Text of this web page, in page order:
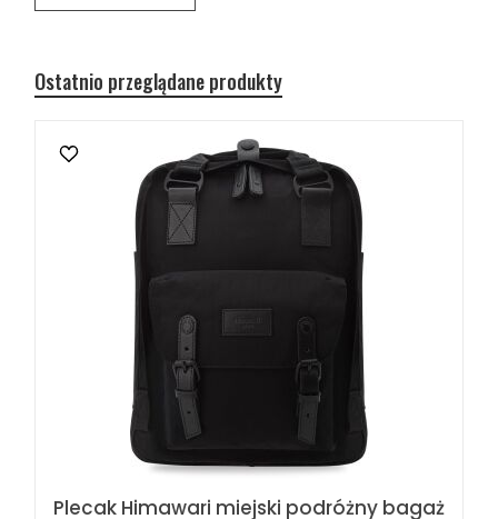
Ostatnio przeglądane produkty
Plecak Himawari miejski podróżny bagaż